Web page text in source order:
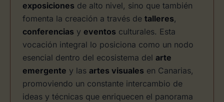
exposiciones de alto nivel, sino que también
fomenta la creación a través de talleres,
conferencias y eventos culturales. Esta
vocación integral lo posiciona como un nodo
esencial dentro del ecosistema del arte
emergente y las artes visuales en Canarias,
promoviendo un constante intercambio de
ideas y técnicas que enriquecen el panorama